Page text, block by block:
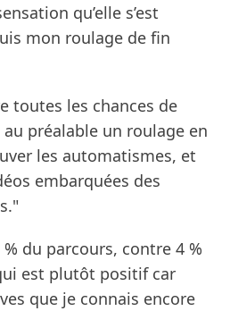
qu’elle s’est
mon roulage de fin
toutes les chances de
préalable un roulage en
les automatismes, et
embarquées des
du parcours, contre 4 %
est plutôt positif car
que je connais encore